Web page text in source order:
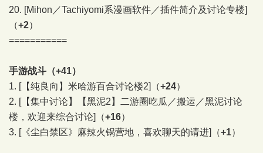
20. [Mihon／Tachiyomi系漫画软件／插件简介及讨论专楼]
（+2）
===========
手游战斗（+41）
1. [【纯良向】米哈游百合讨论楼2] （+24）
2. [【集中讨论】【黑泥2】二游圈吃瓜／搬运／黑泥讨论
楼，欢迎来综合讨论]
（+16）
3. [《尘白禁区》麻辣火锅营地，喜欢聊天的请进] （+1）